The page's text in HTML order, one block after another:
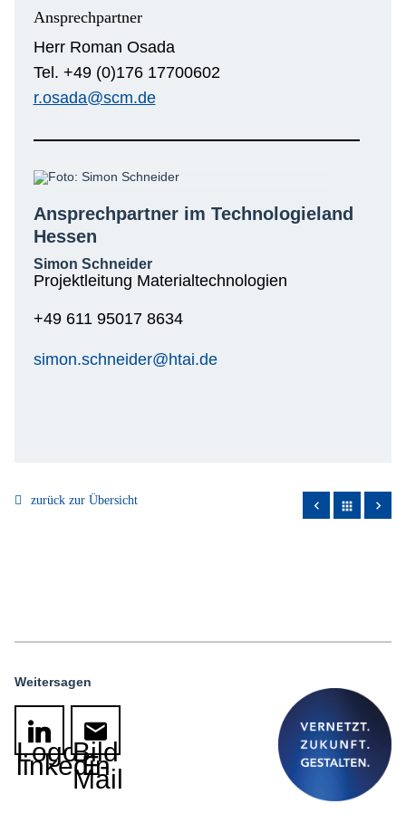
Ansprechpartner
Herr Roman Osada
Tel. +49 (0)176 17700602
r.osada@scm.de
Ansprechpartner im Technologieland
Hessen
Simon Schneider
Projektleitung Materialtechnologien
+49 611 95017 8634
simon.schneider@htai.de
zurück zur Übersicht apps
Weitersagen
Logo
linkedin
Bild
E-
Mail